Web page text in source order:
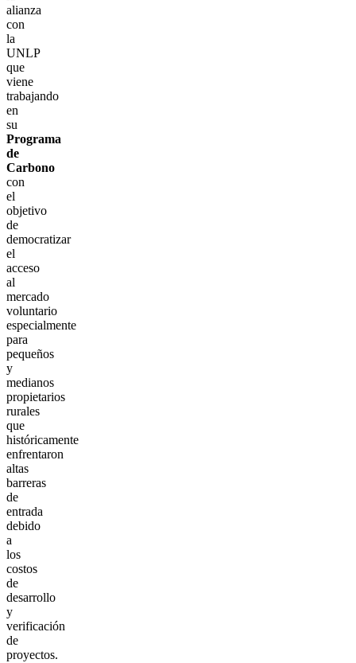
alianza
con
la
UNLP
que
viene
trabajando
en
su
Programa
de
Carbono
con
el
objetivo
de
democratizar
el
acceso
al
mercado
voluntario
especialmente
para
pequeños
y
medianos
propietarios
rurales
que
históricamente
enfrentaron
altas
barreras
de
entrada
debido
a
los
costos
de
desarrollo
y
verificación
de
proyectos.